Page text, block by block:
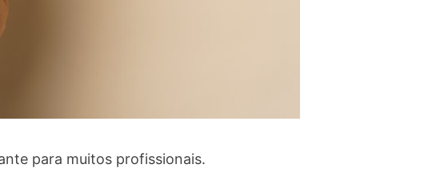
para muitos profissionais.